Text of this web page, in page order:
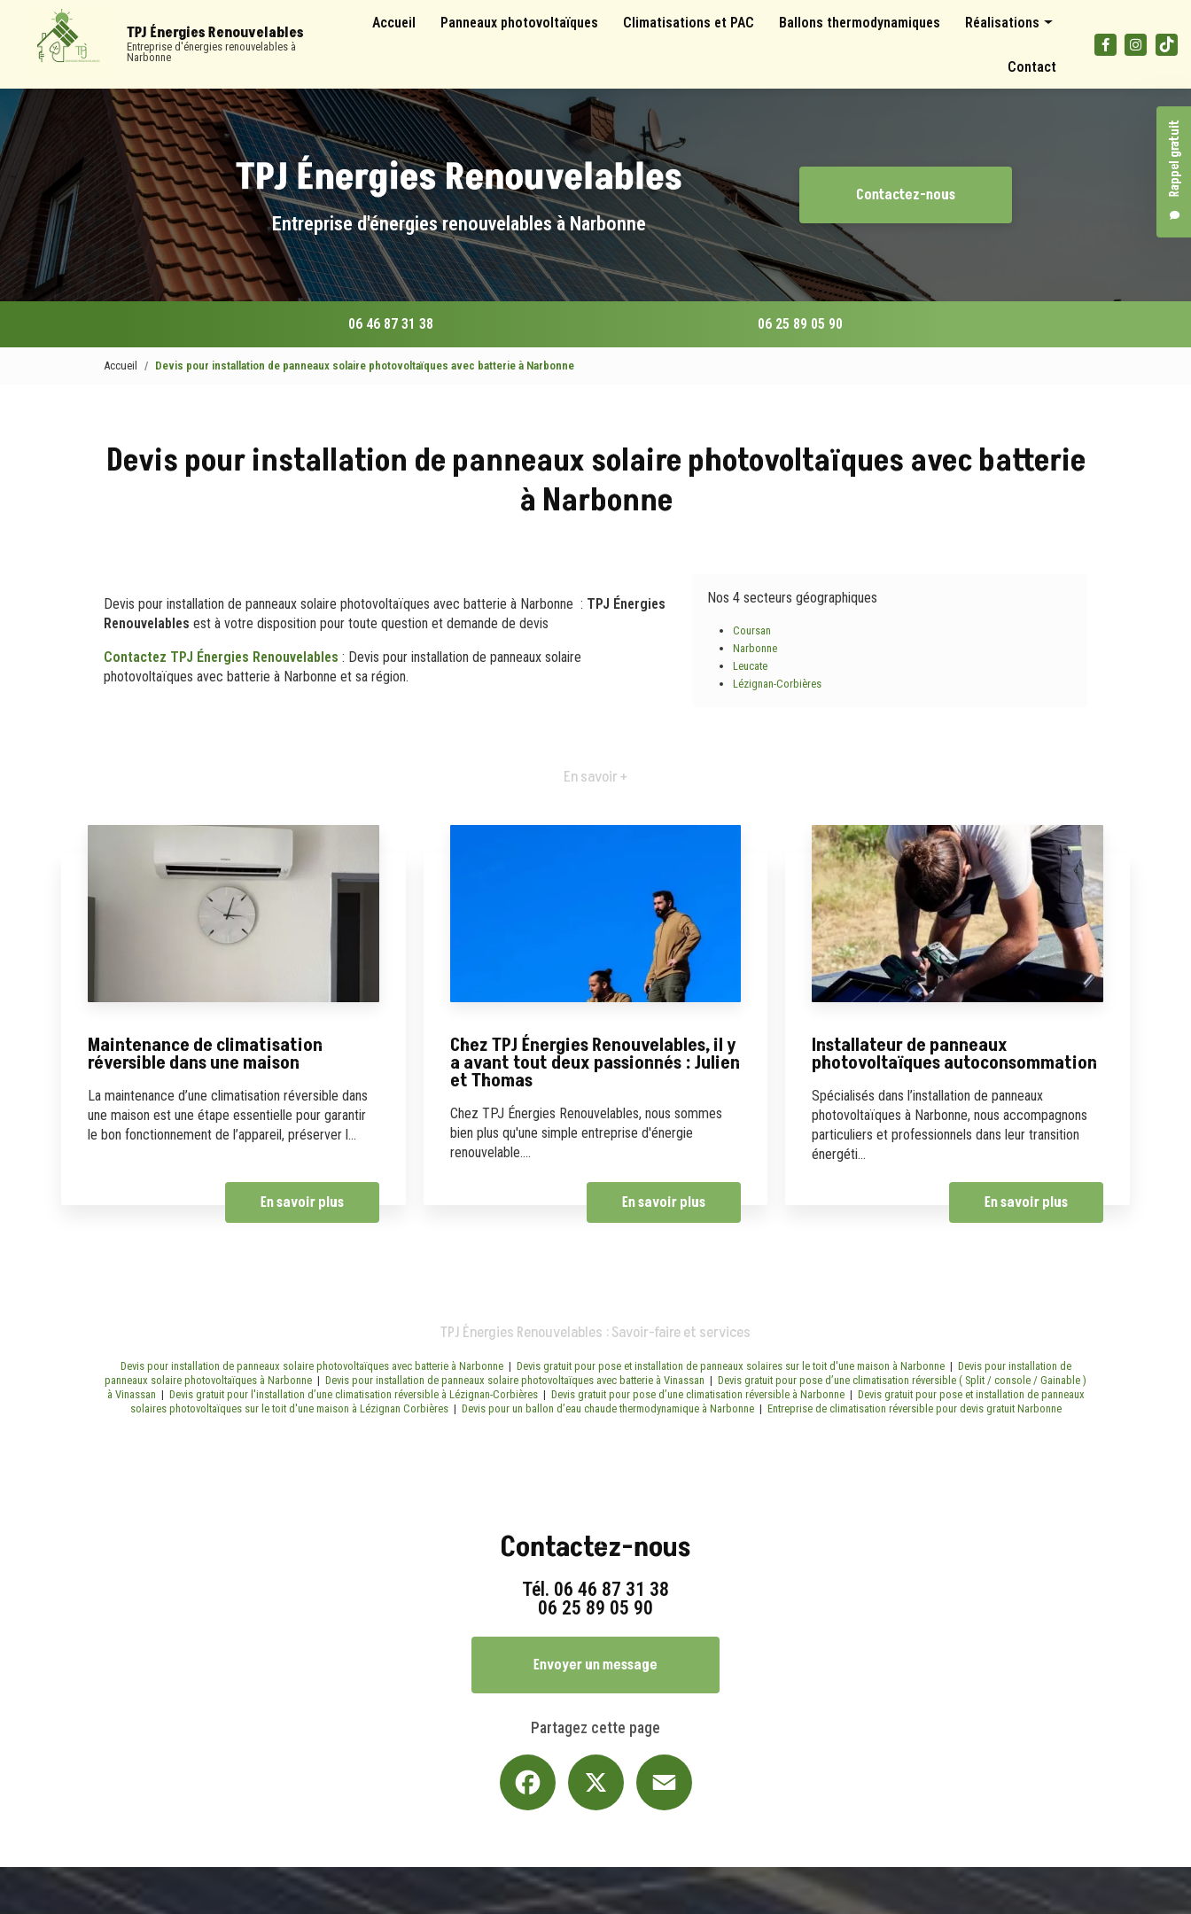
contenu
principal
TPJ Énergies Renouvelables
Entreprise d'énergies renouvelables à
Narbonne
Rappel gratuit
Accueil
Panneaux photovoltaïques Climatisations et PAC Ballons thermodynamiques Réalisations
Panneaux photovoltaïques
Climatisations et pompes à chaleur
Contact
Entreprise d'énergies renouvelables à Narbonne
Contactez-nous
06 46 87 31 38 06 25 89 05 90
Accueil Devis pour installation de panneaux solaire photovoltaïques avec batterie à Narbonne
Devis pour installation de panneaux solaire photovoltaïques avec batterie
à Narbonne
Devis pour installation de panneaux solaire photovoltaïques avec batterie à Narbonne : TPJ Énergies
Renouvelables est à votre disposition pour toute question et demande de devis
Contactez TPJ Énergies Renouvelables : Devis pour installation de panneaux solaire
photovoltaïques avec batterie à Narbonne et sa région.
Nos 4 secteurs géographiques
Coursan
Narbonne
Leucate
Lézignan-Corbières
En savoir +
Maintenance de climatisation
réversible dans une maison
La maintenance d’une climatisation réversible dans
une maison est une étape essentielle pour garantir
le bon fonctionnement de l’appareil, préserver l...
En savoir plus
Chez TPJ Énergies Renouvelables, il y
a avant tout deux passionnés : Julien
et Thomas
Chez TPJ Énergies Renouvelables, nous sommes
bien plus qu'une simple entreprise d'énergie
renouvelable....
En savoir plus
Installateur de panneaux
photovoltaïques autoconsommation
Spécialisés dans l’installation de panneaux
photovoltaïques à Narbonne, nous accompagnons
particuliers et professionnels dans leur transition
énergéti...
En savoir plus
TPJ Énergies Renouvelables : Savoir-faire et services
Devis pour installation de panneaux solaire photovoltaïques avec batterie à Narbonne | Devis gratuit pour pose et installation de panneaux solaires sur le toit d'une maison à Narbonne| Devis pour installation de
panneaux solaire photovoltaïques à Narbonne | Devis pour installation de panneaux solaire photovoltaïques avec batterie à Vinassan | Devis gratuit pour pose d’une climatisation réversible ( Split / console / Gainable )
à Vinassan | Devis gratuit pour l'installation d’une climatisation réversible à Lézignan-Corbières | Devis gratuit pour pose d’une climatisation réversible à Narbonne | Devis gratuit pour pose et installation de panneaux
solaires photovoltaïques sur le toit d'une maison à Lézignan Corbières | Devis pour un ballon d’eau chaude thermodynamique à Narbonne | Entreprise de climatisation réversible pour devis gratuit Narbonne
Contactez-nous
Tél. 06 46 87 31 38
06 25 89 05 90
Envoyer un message
Partagez cette page
Facebook